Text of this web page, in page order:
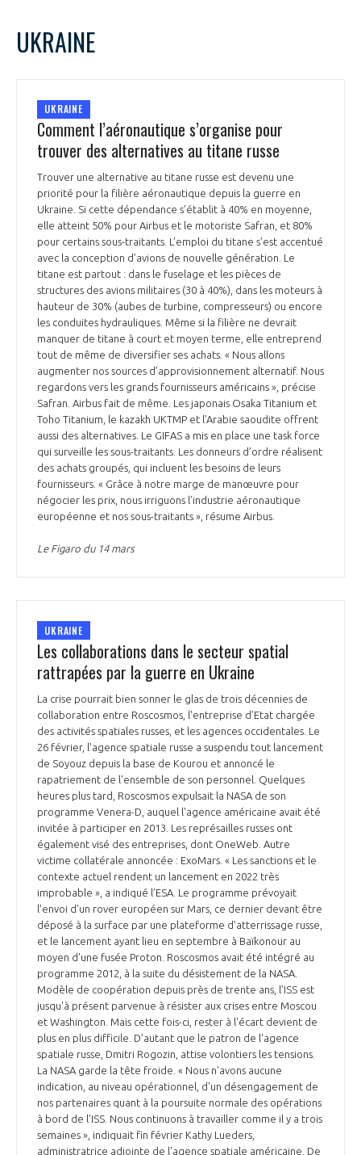
UKRAINE
UKRAINE
Comment l’aéronautique s’organise pour
trouver des alternatives au titane russe
Trouver une alternative au titane russe est devenu une
priorité pour la filière aéronautique depuis la guerre en
Ukraine. Si cette dépendance s’établit à 40% en moyenne,
elle atteint 50% pour Airbus et le motoriste Safran, et 80%
pour certains sous-traitants. L’emploi du titane s’est accentué
avec la conception d’avions de nouvelle génération. Le
titane est partout : dans le fuselage et les pièces de
structures des avions militaires (30 à 40%), dans les moteurs à
hauteur de 30% (aubes de turbine, compresseurs) ou encore
les conduites hydrauliques. Même si la filière ne devrait
manquer de titane à court et moyen terme, elle entreprend
tout de même de diversifier ses achats. « Nous allons
augmenter nos sources d’approvisionnement alternatif. Nous
regardons vers les grands fournisseurs américains », précise
Safran. Airbus fait de même. Les japonais Osaka Titanium et
Toho Titanium, le kazakh UKTMP et l’Arabie saoudite offrent
aussi des alternatives. Le GIFAS a mis en place une task force
qui surveille les sous-traitants. Les donneurs d’ordre réalisent
des achats groupés, qui incluent les besoins de leurs
fournisseurs. « Grâce à notre marge de manœuvre pour
négocier les prix, nous irriguons l’industrie aéronautique
européenne et nos sous-traitants », résume Airbus.
Le Figaro du 14 mars
UKRAINE
Les collaborations dans le secteur spatial
rattrapées par la guerre en Ukraine
La crise pourrait bien sonner le glas de trois décennies de
collaboration entre Roscosmos, l'entreprise d'Etat chargée
des activités spatiales russes, et les agences occidentales. Le
26 février, l'agence spatiale russe a suspendu tout lancement
de Soyouz depuis la base de Kourou et annoncé le
rapatriement de l'ensemble de son personnel. Quelques
heures plus tard, Roscosmos expulsait la NASA de son
programme Venera-D, auquel l'agence américaine avait été
invitée à participer en 2013. Les représailles russes ont
également visé des entreprises, dont OneWeb. Autre
victime collatérale annoncée : ExoMars. « Les sanctions et le
contexte actuel rendent un lancement en 2022 très
improbable », a indiqué l’ESA. Le programme prévoyait
l'envoi d'un rover européen sur Mars, ce dernier devant être
déposé à la surface par une plateforme d'atterrissage russe,
et le lancement ayant lieu en septembre à Baïkonour au
moyen d'une fusée Proton. Roscosmos avait été intégré au
programme 2012, à la suite du désistement de la NASA.
Modèle de coopération depuis près de trente ans, l’ISS est
jusqu'à présent parvenue à résister aux crises entre Moscou
et Washington. Mais cette fois-ci, rester à l'écart devient de
plus en plus difficile. D’autant que le patron de l'agence
spatiale russe, Dmitri Rogozin, attise volontiers les tensions.
La NASA garde la tête froide. « Nous n'avons aucune
indication, au niveau opérationnel, d'un désengagement de
nos partenaires quant à la poursuite normale des opérations
à bord de l'ISS. Nous continuons à travailler comme il y a trois
semaines », indiquait fin février Kathy Lueders,
administratrice adjointe de l'agence spatiale américaine. De